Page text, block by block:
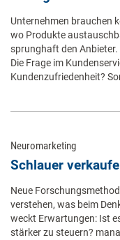
Unternehmen brauchen
wo Produkte
sprunghaft den Anbieter.
Die Frage im
Kundenzufriedenheit?
Neuromarketing
Schlauer
Neue
verstehen, was beim
weckt Erwartungen: Ist
stärker zu steuern?